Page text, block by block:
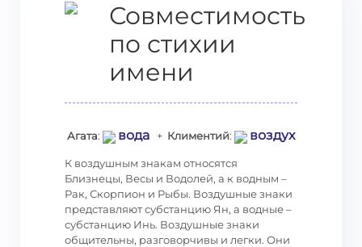
Совместимость
по стихии
имени
Агата: вода + Климентий: воздух
К воздушным знакам относятся
Близнецы, Весы и Водолей, а к водным –
Рак, Скорпион и Рыбы. Воздушные знаки
представляют субстанцию Ян, а водные –
субстанцию Инь. Воздушные знаки
общительны, разговорчивы и легки. Они